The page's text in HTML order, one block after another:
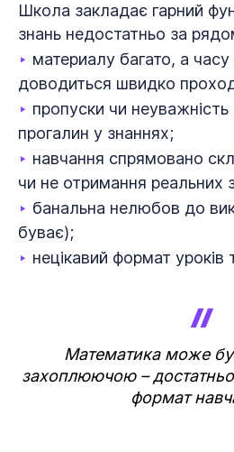
Школа закладає гарний
знань недостатньо за
‣ материалу багато, а
доводиться швидко
‣ пропуски чи
прогалин у знаннях;
‣ навчання спрямовано
чи не отримання реальних
‣ банальна нелюбов до
буває);
‣ нецікавий формат уроків
Математика може
захоплюючою –
формат